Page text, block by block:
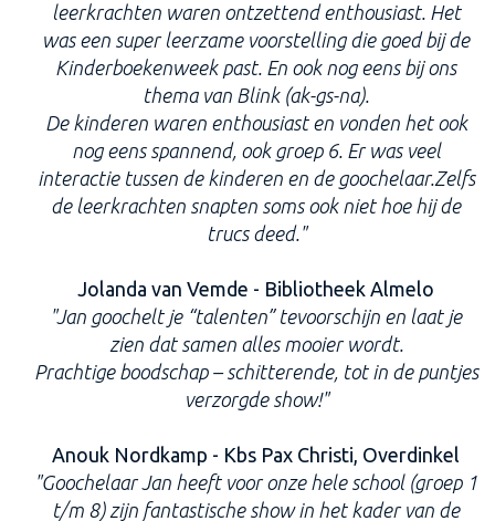
leerkrachten waren ontzettend enthousiast. Het
was een super leerzame voorstelling die goed bij de
Kinderboekenweek past. En ook nog eens bij ons
thema van Blink (ak-gs-na).
De kinderen waren enthousiast en vonden het ook
nog eens spannend, ook groep 6. Er was veel
interactie tussen de kinderen en de goochelaar.Zelfs
de leerkrachten snapten soms ook niet hoe hij de
trucs deed."
Jolanda van Vemde - Bibliotheek Almelo
"Jan goochelt je “talenten” tevoorschijn en laat je
zien dat samen alles mooier wordt.
Prachtige boodschap – schitterende, tot in de puntjes
verzorgde show!"
Anouk Nordkamp - Kbs Pax Christi, Overdinkel
"Goochelaar Jan heeft voor onze hele school (groep 1
t/m 8) zijn fantastische show in het kader van de